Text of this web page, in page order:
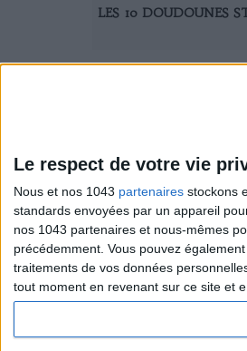
Le respect de votre vie
Nous et nos 1043 partenaires stockons
standards envoyées par un appareil
nos 1043 partenaires et nous-mêmes
précédemment. Vous pouvez
traitements de vos données
tout moment en revenant sur ce site et
LES 10 DOUDOUNES
Sexo
Société